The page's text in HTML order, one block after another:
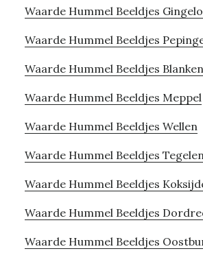
Waarde Hummel Beeldjes
Waarde Hummel Beeldjes
Waarde Hummel Beeldjes
Waarde Hummel Beeldjes Meppel
Waarde Hummel Beeldjes Wellen
Waarde Hummel Beeldjes Tegelen
Waarde Hummel Beeldjes
Waarde Hummel Beeldjes
Waarde Hummel Beeldjes